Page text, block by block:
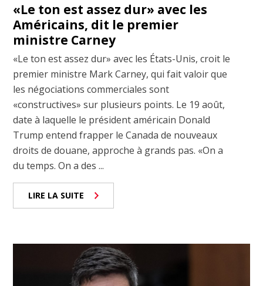
«Le ton est assez dur» avec les
Américains, dit le premier
ministre Carney
«Le ton est assez dur» avec les États-Unis, croit le
premier ministre Mark Carney, qui fait valoir que
les négociations commerciales sont
«constructives» sur plusieurs points. Le 19 août,
date à laquelle le président américain Donald
Trump entend frapper le Canada de nouveaux
droits de douane, approche à grands pas. «On a
du temps. On a des ...
LIRE LA SUITE